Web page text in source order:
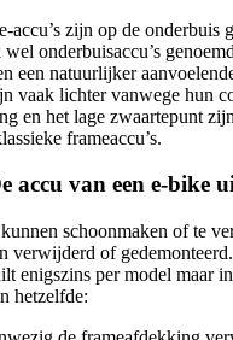
accu’s zijn op de onderbuis
onderbuisaccu’s
een natuurlijker
vaak lichter vanwege hun
en het lage zwaartepunt
frameaccu’s.
accu van een e-bike
schoonmaken of te
verwijderd of
enigszins per model maar
hetzelfde: